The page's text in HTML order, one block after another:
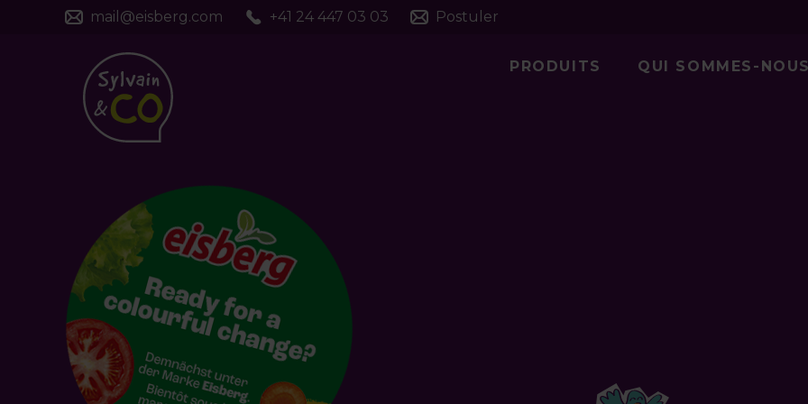
mail@eisberg.com +41 24 447 03 03 Postuler
CO
PRODUITS QUI SOMMES-NOUS